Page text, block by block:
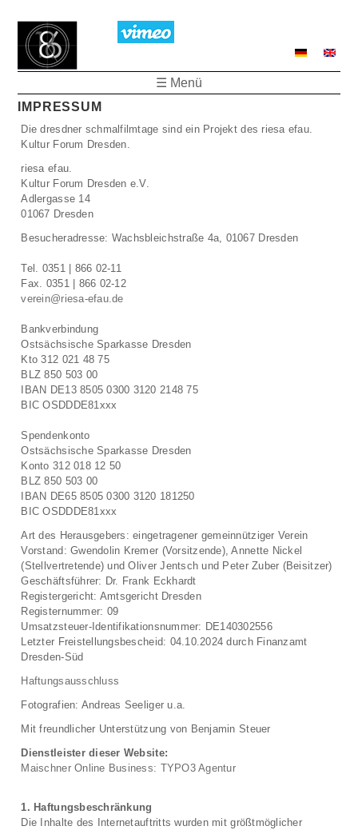
☰ Menü
IMPRESSUM
Die dresdner schmalfilmtage sind ein Projekt des riesa efau.
Kultur Forum Dresden.
riesa efau.
Kultur Forum Dresden e.V.
Adlergasse 14
01067 Dresden
Besucheradresse: Wachsbleichstraße 4a, 01067 Dresden
Tel. 0351 | 866 02-11
Fax. 0351 | 866 02-12
verein@riesa-efau.de
Bankverbindung
Ostsächsische Sparkasse Dresden
Kto 312 021 48 75
BLZ 850 503 00
IBAN DE13 8505 0300 3120 2148 75
BIC OSDDDE81xxx
Spendenkonto
Ostsächsische Sparkasse Dresden
Konto 312 018 12 50
BLZ 850 503 00
IBAN DE65 8505 0300 3120 181250
BIC OSDDDE81xxx
Art des Herausgebers: eingetragener gemeinnütziger Verein
Vorstand: Gwendolin Kremer (Vorsitzende), Annette Nickel
(Stellvertretende) und Oliver Jentsch und Peter Zuber (Beisitzer)
Geschäftsführer: Dr. Frank Eckhardt
Registergericht: Amtsgericht Dresden
Registernummer: 09
Umsatzsteuer-Identifikationsnummer: DE140302556
Letzter Freistellungsbescheid: 04.10.2024 durch Finanzamt
Dresden-Süd
Haftungsausschluss
Fotografien: Andreas Seeliger u.a.
Mit freundlicher Unterstützung von Benjamin Steuer
Dienstleister dieser Website:
Maischner Online Business: TYPO3 Agentur
1. Haftungsbeschränkung
Die Inhalte des Internetauftritts wurden mit größtmöglicher